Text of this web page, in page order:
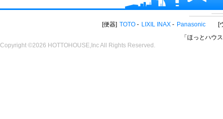
便器 TOTO LIXIL INAX Panasonic
「ほっとハウ
Copyright ©2026 HOTTOHOUSE,Inc All Rights Reserved.